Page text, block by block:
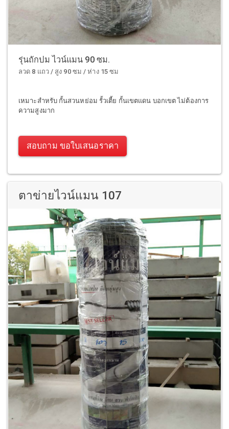
รุ่นถักปม ไวน์แมน 90 ซม.
ลวด 8 แถว / สูง 90 ซม / ห่าง 15 ซม
เหมาะสำหรับ กั้นสวนหย่อม รั้วเตี้ย กั้นเขตแดน บอกเขต ไม่ต้องการ
ความสูงมาก
สอบถาม ขอใบเสนอราคา
ตาข่ายไวน์แมน 107